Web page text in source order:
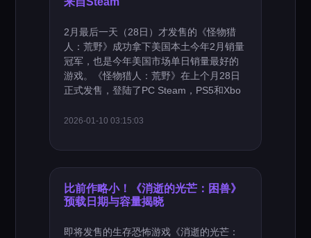
2月最后一天（28日）才发售的《怪物猎
人：荒野》成功拿下美国本土今年2月销量
冠军，也是今年美国市场单日销量最好的
游戏。《怪物猎人：荒野》在上个月28日
正式发售，登陆了PC Steam，PS5和Xbo
2026-01-10 03:15:03
比前作略小！《消逝的光芒：困兽》
预载日期与容量揭晓
即将发售的生存恐怖游戏《消逝的光芒：